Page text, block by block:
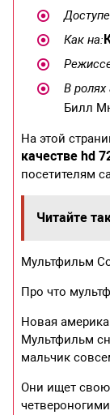
Как на:
В ролях
Билл
На этой
качестве hd
посетителям
Читайте
Мультфильм
Про что
Новая
Мультфильм
мальчик
Они ищет свою